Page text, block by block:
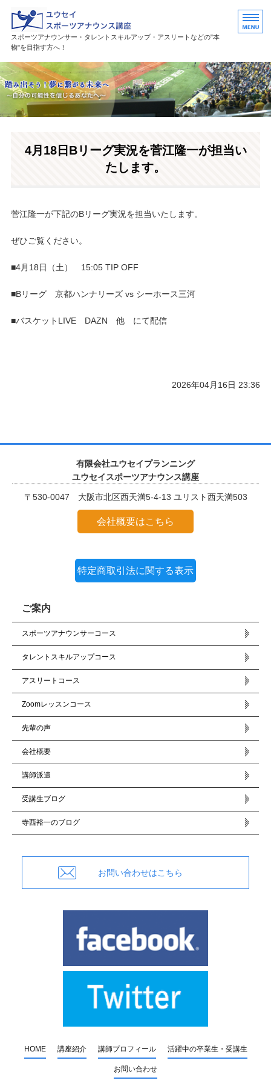
ユウセイスポーツアナウンスス
スポーツアナウンサー・タレントスキルアップ・アスリートなどの"本
物"を目指す方へ！
HOME
講座紹介
活躍中の卒業生・受講生
4月18日Bリーグ実況を菅江隆一が担当い
たします。
菅江隆一が下記のBリーグ実況を担当いたします。
ぜひご覧ください。
■4月18日（土） 15:05 TIP OFF
■Bリーグ 京都ハンナリーズ vs シーホース三河
■バスケットLIVE DAZN 他 にて配信
2026年04月16日 23:36
有限会社ユウセイプランニング
ユウセイスポーツアナウンス講座
〒530-0047 大阪市北区西天満5-4-13 ユリスト西天満503
会社概要はこちら
特定商取引法に関する表示
ご案内
スポーツアナウンサーコース
タレントスキルアップコース
アスリートコース
Zoomレッスンコース
先輩の声
会社概要
講師派遣
受講生ブログ
寺西裕一のブログ
お問い合わせはこちら
HOME 講座紹介 講師プロフィール 活躍中の卒業生・受講生
お問い合わせ